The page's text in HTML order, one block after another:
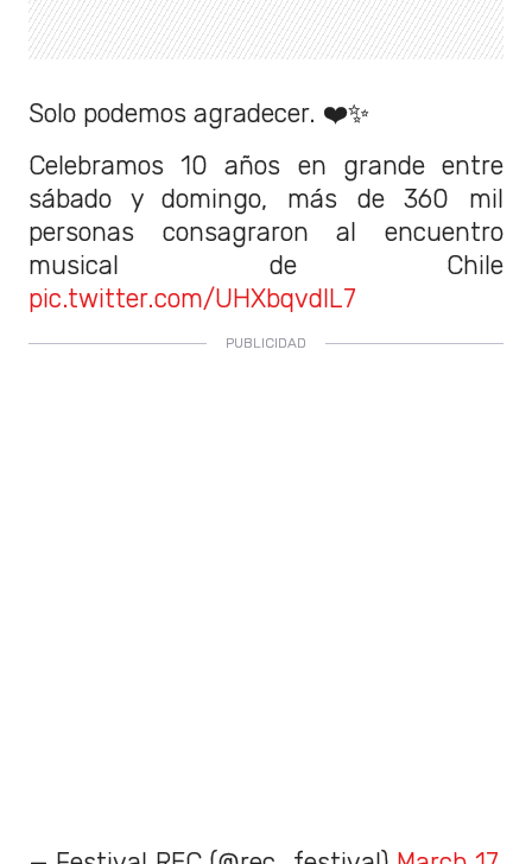
Solo podemos agradecer. ❤️✨
Celebramos 10 años en grande entre
sábado y domingo, más de 360 mil
personas consagraron al encuentro
musical de Chile
pic.twitter.com/UHXbqvdIL7